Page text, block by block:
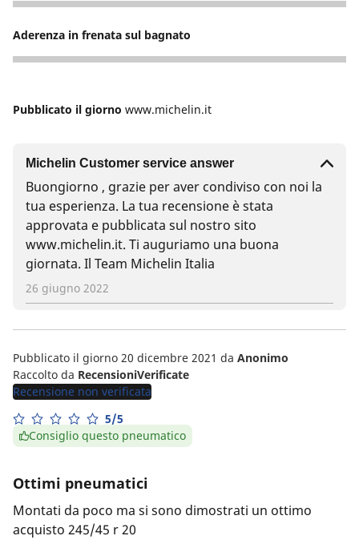
4
Aderenza in frenata sul bagnato
4
Pubblicato il giorno www.michelin.it
Michelin Customer service answer
Buongiorno , grazie per aver condiviso con noi la
tua esperienza. La tua recensione è stata
approvata e pubblicata sul nostro sito
www.michelin.it. Ti auguriamo una buona
giornata. Il Team Michelin Italia
26 giugno 2022
Pubblicato il giorno 20 dicembre 2021 da Anonimo
Raccolto da RecensioniVerificate
Recensione non verificata
5/5
Consiglio questo pneumatico
Ottimi pneumatici
Montati da poco ma si sono dimostrati un ottimo
acquisto 245/45 r 20